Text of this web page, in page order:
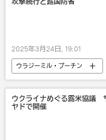
ウクライナ
2025年3月24日, 19:01
ウラジーミル・プーチン
ドミトリー・ペスコフ
ロシア
ウクライナ
ウクライナめぐる露米協議
ヤドで開催